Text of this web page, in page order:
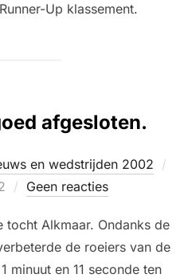
Up klassement.
afgesloten.
en wedstrijden 2002
Geen reacties
Alkmaar. Ondanks de
de roeiers van de
minuut en 11 seconde ten